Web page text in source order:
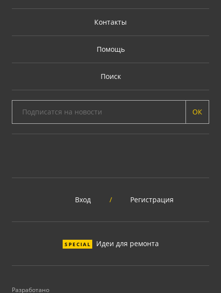
Контакты
Помощь
Поиск
ОК
Вход / Регистрация
SPECIAL Идеи для ремонта
Разработано